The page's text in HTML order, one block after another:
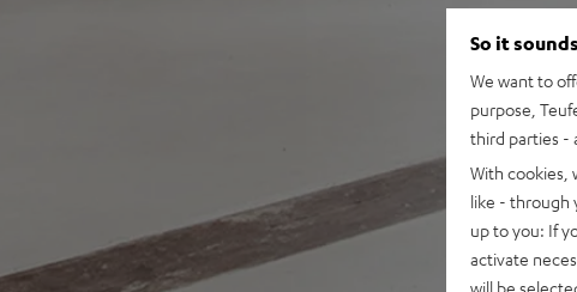
So it
We want to
purpose,
third parties -
With cookies,
like - through
up to you: If
activate
will be